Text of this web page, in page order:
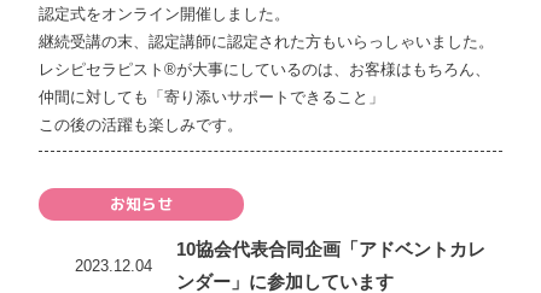
認定式をオンライン開催しました。
継続受講の末、認定講師に認定された方もいらっしゃいました。
レシピセラピスト®︎が大事にしているのは、お客様はもちろん、
仲間に対しても「寄り添いサポートできること」
この後の活躍も楽しみです。
お知らせ
2023.12.04
10協会代表合同企画「アドベントカレ
ンダー」に参加しています